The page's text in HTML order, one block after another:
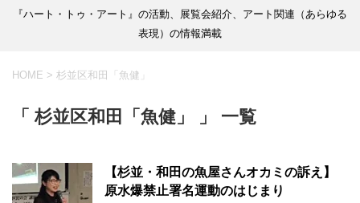
『ハート・トゥ・アート』の活動、展覧会紹介、アート関連（あらゆる
表現）の情報満載
HOME > 杉並区和田「魚健」
「 杉並区和田「魚健」 」 一覧
【杉並・和田の魚屋さんオカミの訴え】
原水爆禁止署名運動のはじまり